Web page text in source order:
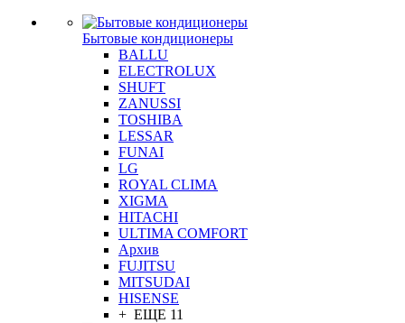
Бытовые кондиционеры
BALLU
ELECTROLUX
SHUFT
ZANUSSI
TOSHIBA
LESSAR
FUNAI
LG
ROYAL CLIMA
XIGMA
HITACHI
ULTIMA COMFORT
Архив
FUJITSU
MITSUDAI
HISENSE
+ ЕЩЕ 11